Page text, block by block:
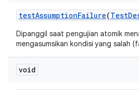
testAssumptionFailure(Test
Dipanggil saat pengujian atomik
mengasumsikan kondisi yang salah
void